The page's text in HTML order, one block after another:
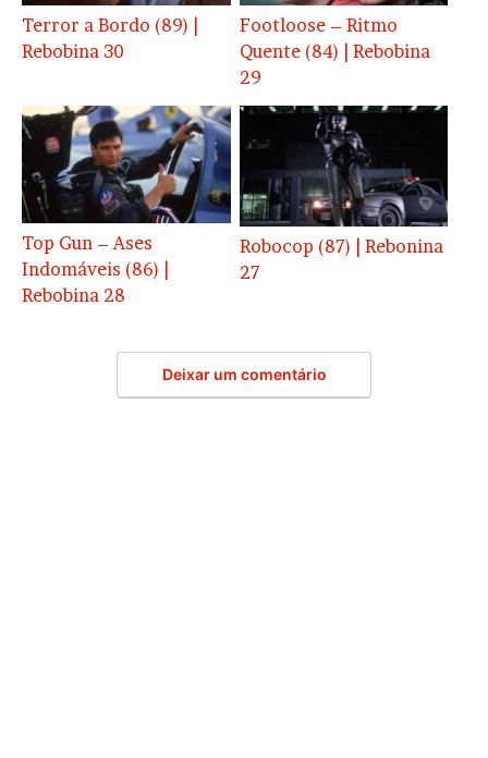
Terror a Bordo (89) |
Rebobina 30
Footloose – Ritmo
Quente (84) | Rebobina
29
Top Gun – Ases
Indomáveis (86) |
Rebobina 28
Robocop (87) | Rebonina
27
Deixar um comentário